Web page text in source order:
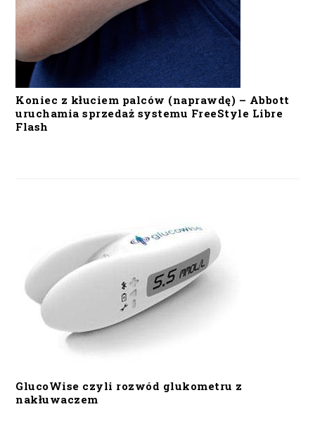
Koniec z kłuciem palców (naprawdę) – Abbott
uruchamia sprzedaż systemu FreeStyle Libre
Flash
GlucoWise czyli rozwód glukometru z
nakłuwaczem